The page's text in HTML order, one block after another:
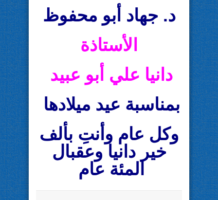
د. جهاد أبو محفوظ
الأستاذة
دانيا علي أبو عبيد
بمناسبة عيد ميلادها
وكل عام وأنتِ بألف
خير دانيا وعقبال
المئة عام